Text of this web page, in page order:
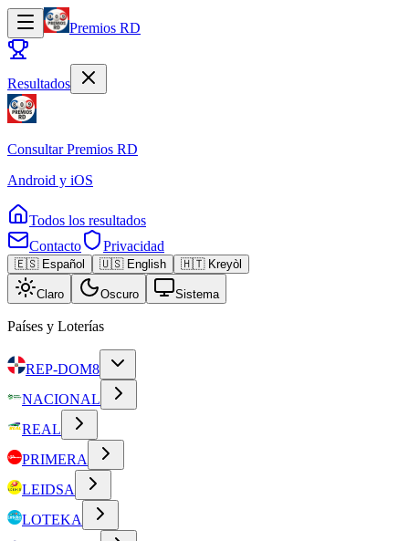
Premios RD
Resultados
Consultar Premios RD
Android y iOS
Todos los resultados
Contacto
Privacidad
🇪🇸 Español 🇺🇸 English 🇭🇹 Kreyòl
Claro Oscuro Sistema
Países y Loterías
REP-DOM8
NACIONAL
REAL
PRIMERA
LEIDSA
LOTEKA